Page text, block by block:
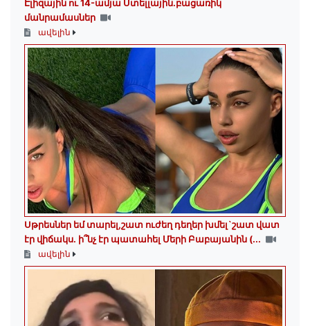
Էլիզային ու 14-ամյա Ստելլային.բացառիկ
մանրամասներ
ավելին
Սթրեսներ եմ տարել,շատ ուժեղ դեղեր խմել`շատ վատ
էր վիճակս. ի՞նչ էր պատահել Մերի Բաբայանին (...
ավելին